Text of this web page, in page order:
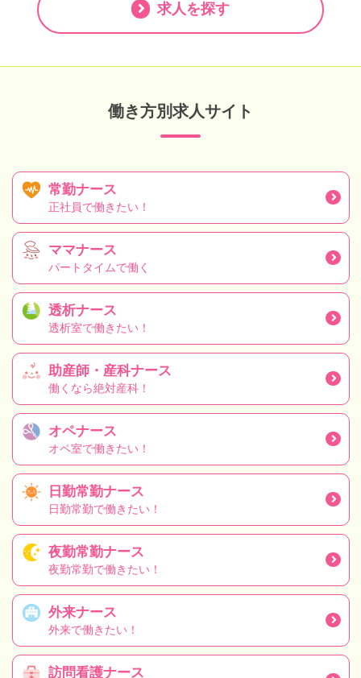
求人を探す
働き方別求人サイト
常勤ナース
正社員で働きたい！
ママナース
パートタイムで働く
透析ナース
透析室で働きたい！
助産師・産科ナース
働くなら絶対産科！
オペナース
オペ室で働きたい！
日勤常勤ナース
日勤常勤で働きたい！
夜勤常勤ナース
夜勤常勤で働きたい！
外来ナース
外来で働きたい！
訪問看護ナース